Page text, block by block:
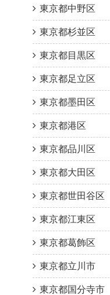
東京都中野区
東京都杉並区
東京都目黒区
東京都足立区
東京都墨田区
東京都港区
東京都品川区
東京都大田区
東京都世田谷区
東京都江東区
東京都葛飾区
東京都立川市
東京都国分寺市